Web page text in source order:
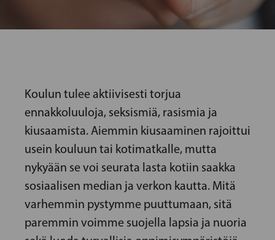
Koulun tulee aktiivisesti torjua
ennakkoluuloja, seksismiä, rasismia ja
kiusaamista. Aiemmin kiusaaminen rajoittui
usein kouluun tai kotimatkalle, mutta
nykyään se voi seurata lasta kotiin saakka
sosiaalisen median ja verkon kautta. Mitä
varhemmin pystymme puuttumaan, sitä
paremmin voimme suojella lapsia ja nuoria